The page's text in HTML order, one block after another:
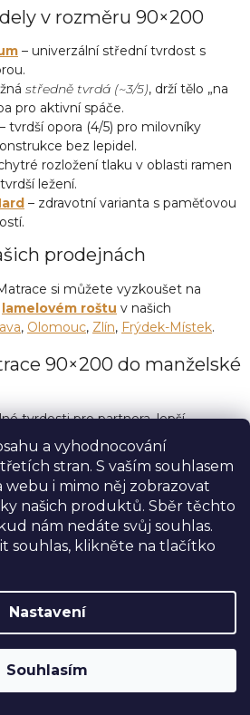
a vyhodnocování
stran. S vaším souhlasem
i mimo něj zobrazovat
našich produktů. Sběr těchto
nám nedáte svůj souhlas.
souhlas, klikněte na tlačítko
Nastavení
Souhlasím
s kódemUSNU10. Navíc
při nákupu nad
30.000,-.
v rozměru 90×200
– univerzální střední tvrdost s
středně tvrdá (~3/5), drží tělo „na
pro aktivní spáče.
– tvrdší opora (4/5) pro milovníky
bez lepidel.
rozložení tlaku v oblasti ramen
ležení.
– zdravotní varianta s paměťovou
prodejnách
si můžete vyzkoušet na
lamelovém roštu v našich
, Olomouc, Zlín, Frýdek-Místek.
90×200 do manželské
tvrdosti pro partnera, lepší
pohybu. „Akce 1+1“ u nás
dávámepoctivou kvalitu
pro matrace
pro matraci 90×200?
a poloze spánku. Na boku
5), na zádech a břiše častěji
Při vyšší hmotnosti zvažte
matraci?